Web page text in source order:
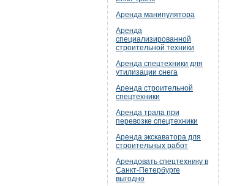
Аренда манипулятора
Аренда
специализированной
строительной техники
Аренда спецтехники для
утилизации снега
Аренда строительной
спецтехники
Аренда трала при
перевозке спецтехники
Аренда экскаватора для
строительных работ
Арендовать спецтехнику в
Санкт-Петербурге
выгодно